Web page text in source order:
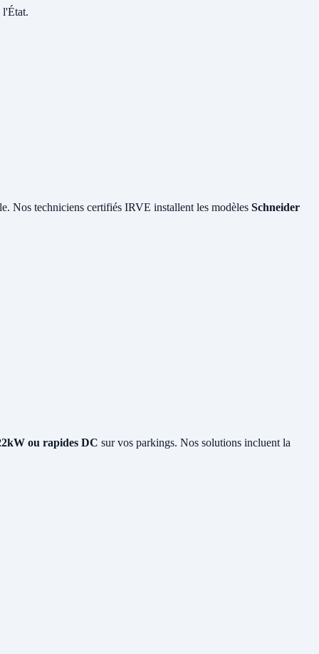
l'État.
Nos techniciens certifiés IRVE installent les modèles Schneider
ou rapides DC sur vos parkings. Nos solutions incluent la